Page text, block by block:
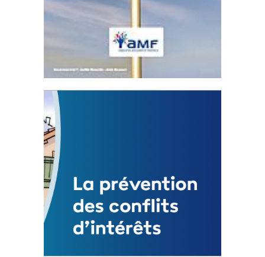
Statut de l’élu local
3 avril 2024
Mise à jour avril 2024
FEUILLETER